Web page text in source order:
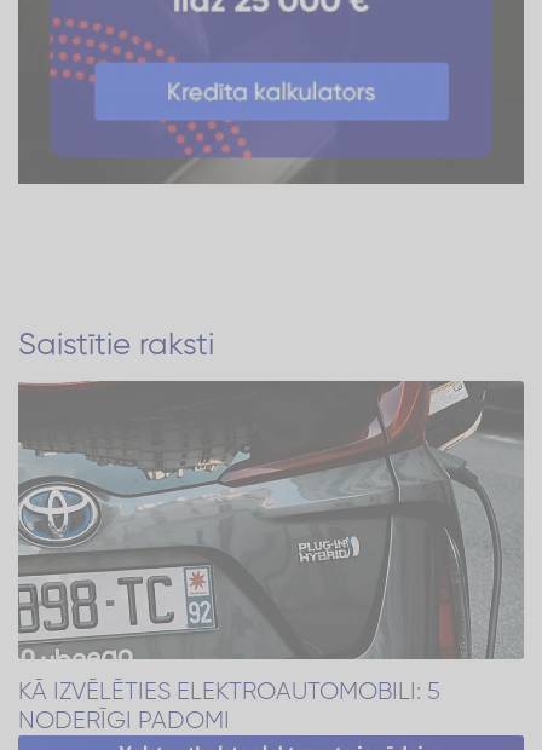
Saistītie raksti
KĀ IZVĒLĒTIES ELEKTROAUTOMOBILI: 5
NODERĪGI PADOMI